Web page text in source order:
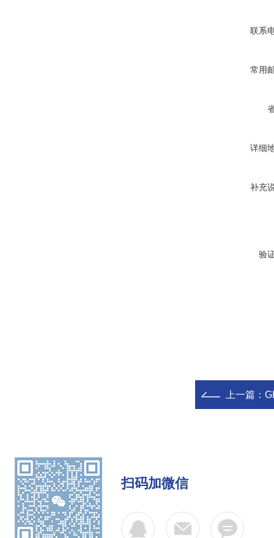
联系
常用
详细
补充
验
上一篇：
扫码加微信